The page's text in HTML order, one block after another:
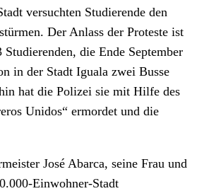
versuchten Studierende den
Der Anlass der Proteste ist
die Ende September
in der Stadt Iguala zwei Busse
hat die Polizei sie mit Hilfe des
Unidos“ ermordet und die
José Abarca, seine Frau und
Einwohner-Stadt